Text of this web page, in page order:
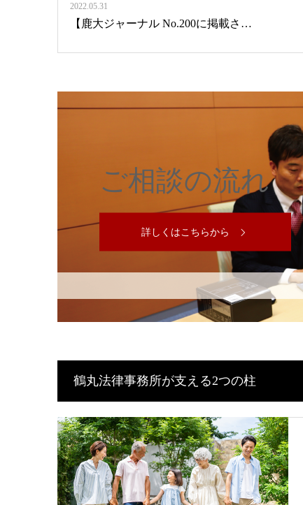
2022.05.31
【鹿大ジャーナル No.200に掲載さ…
ご相談の流れ
詳しくはこちらから
鶴丸法律事務所が支える2つの柱